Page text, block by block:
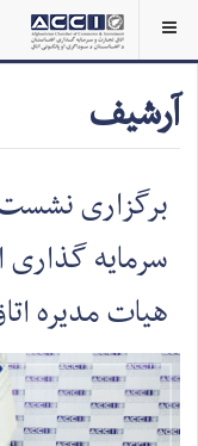
آرشیف
برگزاری
سرمایه گذاری
هیات مدیره